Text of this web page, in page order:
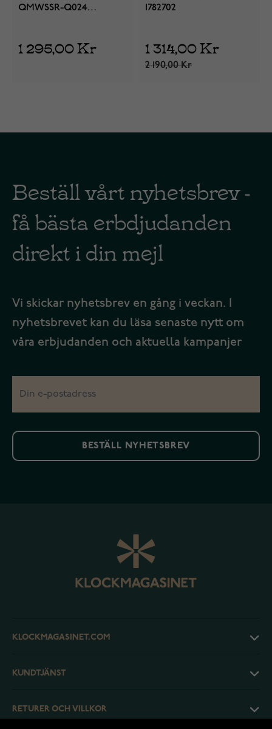
QMWSSR-Q024
1 295,00 Kr
1782702
1 314,00 Kr
2 190,00 Kr
Beställ vårt nyhetsbrev -
få bästa erbdjudanden
direkt i din mejl
Vi skickar nyhetsbrev en gång i veckan. I
nyhetsbrevet kan du läsa senaste nytt om
våra erbjudanden och aktuella kampanjer
BESTÄLL NYHETSBREV
KLOCKMAGASINET.COM
KUNDTJÄNST
RETURER OCH VILLKOR